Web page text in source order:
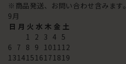
※商品発送、お問い合わせ含みます。
9月
日 月 火 水 木 金 土
1 2 3 4 5
6 7 8 9 101112
13141516171819